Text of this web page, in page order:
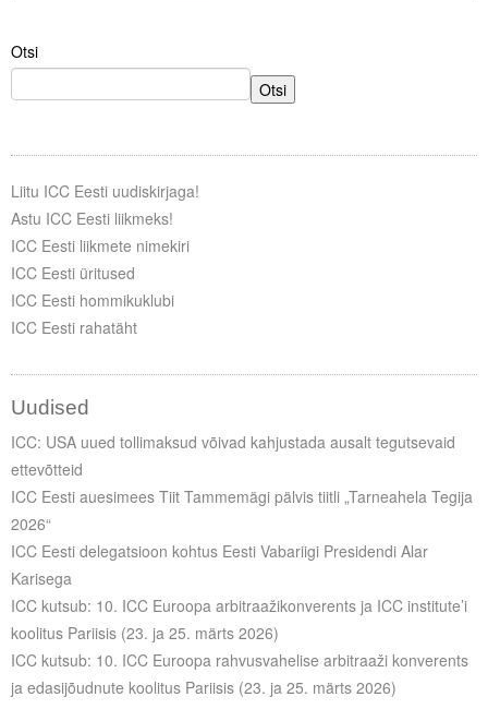
Otsi
Otsi
Liitu ICC Eesti uudiskirjaga!
Astu ICC Eesti liikmeks!
ICC Eesti liikmete nimekiri
ICC Eesti üritused
ICC Eesti hommikuklubi
ICC Eesti rahatäht
Uudised
ICC: USA uued tollimaksud võivad kahjustada ausalt tegutsevaid
ettevõtteid
ICC Eesti auesimees Tiit Tammemägi pälvis tiitli „Tarneahela Tegija
2026“
ICC Eesti delegatsioon kohtus Eesti Vabariigi Presidendi Alar
Karisega
ICC kutsub: 10. ICC Euroopa arbitraažikonverents ja ICC institute’i
koolitus Pariisis (23. ja 25. märts 2026)
ICC kutsub: 10. ICC Euroopa rahvusvahelise arbitraaži konverents
ja edasijõudnute koolitus Pariisis (23. ja 25. märts 2026)